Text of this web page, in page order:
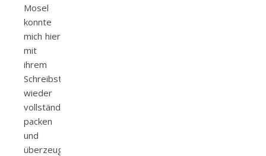
Mosel
konnte
mich hier
mit
ihrem
Schreibstil
wieder
vollständig
packen
und
überzeugen.